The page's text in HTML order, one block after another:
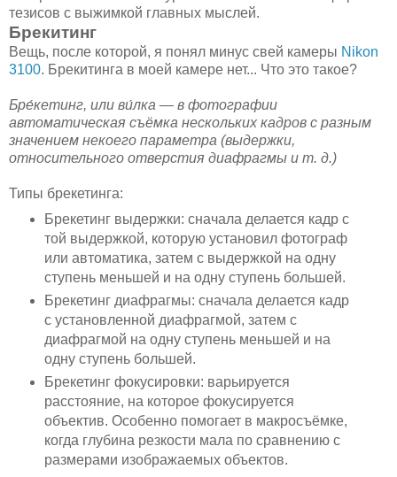
тезисов с выжимкой главных мыслей.
Брекитинг
Вещь, после которой, я понял минус свей камеры Nikon
3100. Брекитинга в моей камере нет... Что это такое?
Бре́кетинг, или ви́лка — в фотографии
автоматическая съёмка нескольких кадров с разным
значением некоего параметра (выдержки,
относительного отверстия диафрагмы и т. д.)
Типы брекетинга:
Брекетинг выдержки: сначала делается кадр с
той выдержкой, которую установил фотограф
или автоматика, затем с выдержкой на одну
ступень меньшей и на одну ступень большей.
Брекетинг диафрагмы: сначала делается кадр
с установленной диафрагмой, затем с
диафрагмой на одну ступень меньшей и на
одну ступень большей.
Брекетинг фокусировки: варьируется
расстояние, на которое фокусируется
объектив. Особенно помогает в макросъёмке,
когда глубина резкости мала по сравнению с
размерами изображаемых объектов.